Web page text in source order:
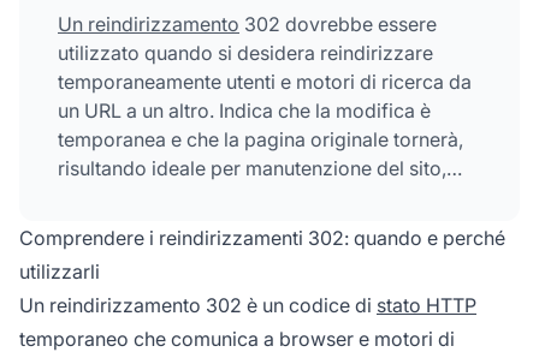
Un reindirizzamento 302 dovrebbe essere
utilizzato quando si desidera reindirizzare
temporaneamente utenti e motori di ricerca da
un URL a un altro. Indica che la modifica è
temporanea e che la pagina originale tornerà,
risultando ideale per manutenzione del sito,
temporanei di contenuti.
Comprendere i reindirizzamenti 302: quando e perché
utilizzarli
Un reindirizzamento 302 è un codice di stato HTTP
temporaneo che comunica a browser e motori di